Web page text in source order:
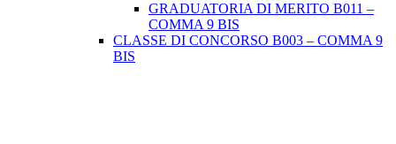
GRADUATORIA DI MERITO B011 –
COMMA 9 BIS
CLASSE DI CONCORSO B003 – COMMA 9
BIS